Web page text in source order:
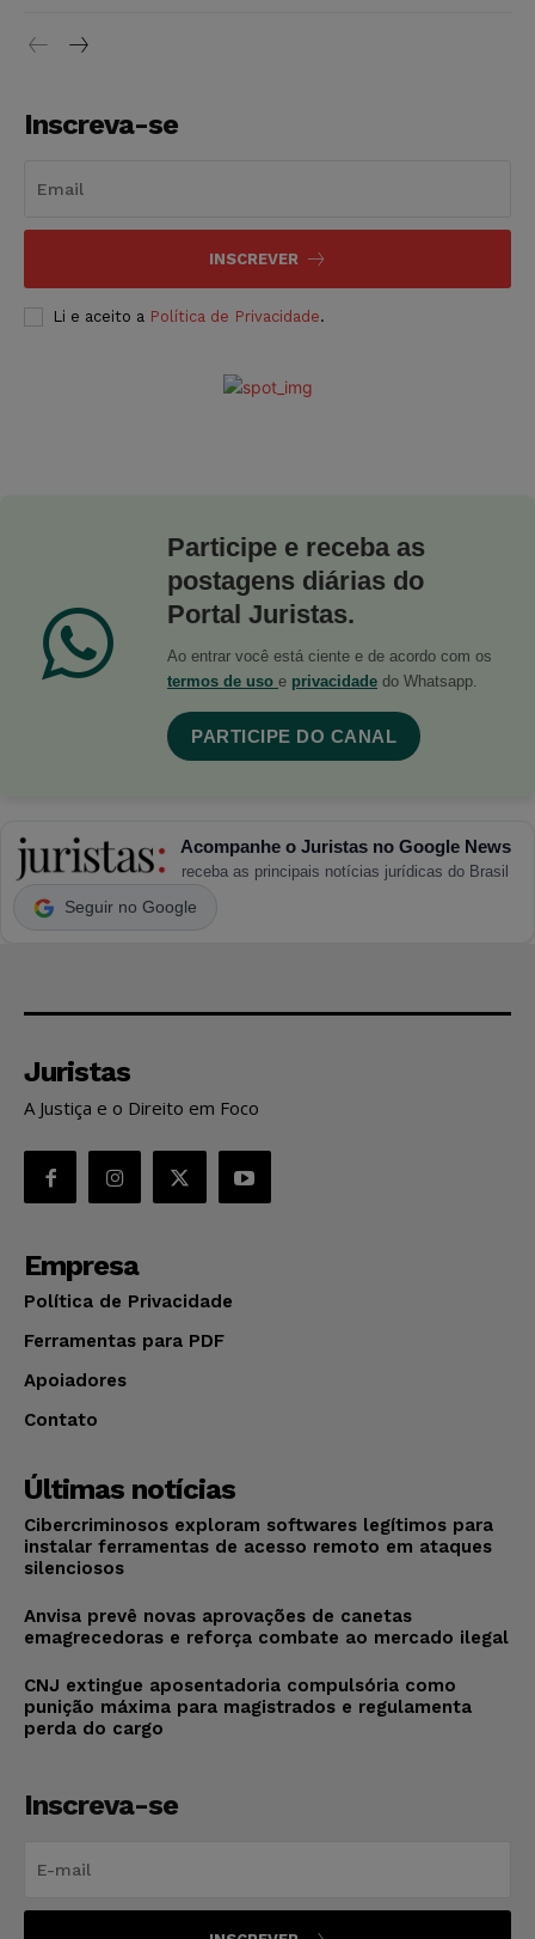
Inscreva-se
INSCREVER
Li e aceito a Política de Privacidade.
Participe e receba as
postagens diárias do
Portal Juristas.
Ao entrar você está ciente e de acordo com os
termos de uso e privacidade do Whatsapp.
PARTICIPE DO CANAL
Acompanhe o Juristas no Google News
receba as principais notícias jurídicas do Brasil
Seguir no Google
Juristas
A Justiça e o Direito em Foco
Empresa
Política de Privacidade
Ferramentas para PDF
Apoiadores
Contato
Últimas notícias
Cibercriminosos exploram softwares legítimos para
instalar ferramentas de acesso remoto em ataques
silenciosos
Anvisa prevê novas aprovações de canetas
emagrecedoras e reforça combate ao mercado ilegal
CNJ extingue aposentadoria compulsória como
punição máxima para magistrados e regulamenta
perda do cargo
Inscreva-se